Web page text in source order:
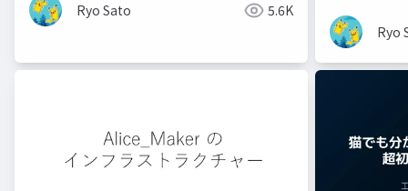
Ryo Sato 5.6K
Ryo